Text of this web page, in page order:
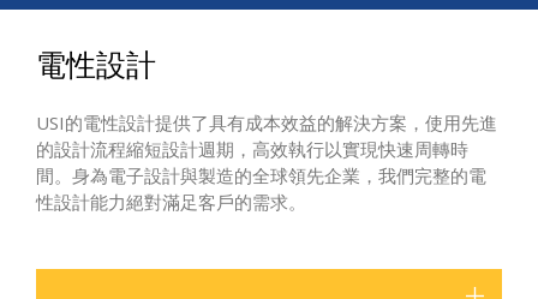
電性設計
USI的電性設計提供了具有成本效益的解決方案，使用先進
的設計流程縮短設計週期，高效執行以實現快速周轉時
間。身為電子設計與製造的全球領先企業，我們完整的電
性設計能力絕對滿足客戶的需求。